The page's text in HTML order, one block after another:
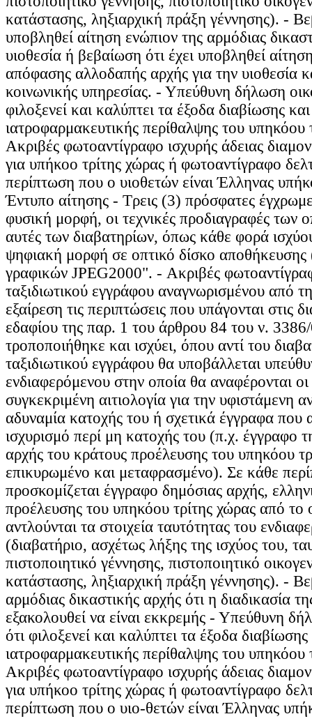
κατάστασης, ληξιαρχική πράξη γέννησης). -
υποβληθεί αίτηση ενώπιον της αρμόδιας
υιοθεσία ή βεβαίωση ότι έχει υποβληθεί
απόφασης αλλοδαπής αρχής για την υιοθεσία
κοινωνικής υπηρεσίας. - Υπεύθυνη δήλωση
φιλοξενεί και καλύπτει τα έξοδα διαβίωσης και
ιατροφαρμακευτικής περίθαλψης του υπηκόου
Ακριβές φωτοαντίγραφο ισχυρής άδειας
για υπήκοο τρίτης χώρας ή φωτοαντίγραφο
περίπτωση που ο υιοθετών είναι Έλληνας
Έντυπο αίτησης - Τρεις (3) πρόσφατες
φυσική μορφή, οι τεχνικές προδιαγραφές των
αυτές των διαβατηρίων, όπως κάθε φορά
ψηφιακή μορφή σε οπτικό δίσκο
γραφικών JPEG2000". - Ακριβές
ταξιδιωτικού εγγράφου αναγνωρισμένου από
εξαίρεση τις περιπτώσεις που υπάγονται στις
εδαφίου της παρ. 1 του άρθρου 84 του ν.
τροποποιήθηκε και ισχύει, όπου αντί του
ταξιδιωτικού εγγράφου θα υποβάλλεται
ενδιαφερόμενου στην οποία θα αναφέρονται οι
συγκεκριμένη αιτιολογία για την υφιστάμενη
αδυναμία κατοχής του ή σχετικά έγγραφα που
ισχυρισμό περί μη κατοχής του (π.χ. έγγραφο
αρχής του κράτους προέλευσης του υπηκόου
επικυρωμένο και μεταφρασμένο). Σε κάθε
προσκομίζεται έγγραφο δημόσιας αρχής,
προέλευσης του υπηκόου τρίτης χώρας από το
αντλούνται τα στοιχεία ταυτότητας του
(διαβατήριο, ασχέτως λήξης της ισχύος του,
πιστοποιητικό γέννησης, πιστοποιητικό
κατάστασης, ληξιαρχική πράξη γέννησης). -
αρμόδιας δικαστικής αρχής ότι η διαδικασία
εξακολουθεί να είναι εκκρεμής - Υπεύθυνη
ότι φιλοξενεί και καλύπτει τα έξοδα διαβίωσης
ιατροφαρμακευτικής περίθαλψης του υπηκόου
Ακριβές φωτοαντίγραφο ισχυρής άδειας
για υπήκοο τρίτης χώρας ή φωτοαντίγραφο
περίπτωση που ο υιο-θετών είναι Έλληνας